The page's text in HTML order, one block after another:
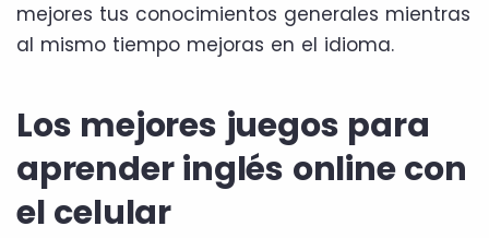
mejores tus conocimientos generales mientras
al mismo tiempo mejoras en el idioma.
Los mejores juegos para
aprender inglés online con
el celular